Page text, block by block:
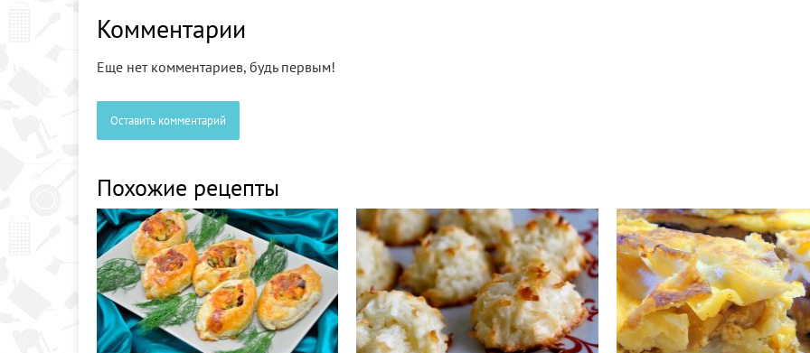
Комментарии
Еще нет комментариев, будь первым!
Оставить комментарий
Похожие рецепты